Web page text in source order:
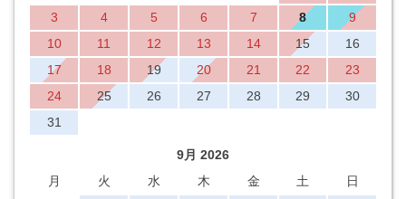
3 4 5 6 7 8
9
10
11 12 13 14 15
16
17
18 19 20 21 22
23
24
25 26 27 28 29
30
31
9月 2026
月
火 水 木 金 土
日